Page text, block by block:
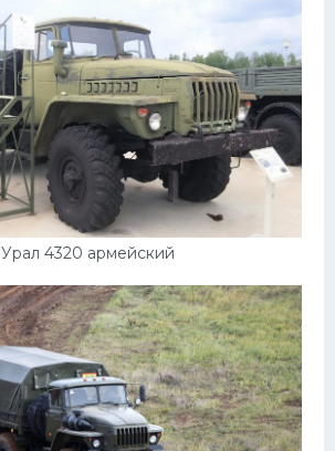
Урал 4320 армейский